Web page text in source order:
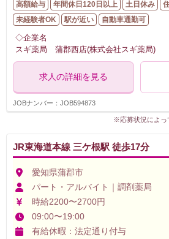
高額給与 年間休日120日以上 土日休み
未経験者OK
駅が近い 自動車通勤可
◇企業名
スギ薬局 蒲郡西店(株式会社スギ薬局)
求人の詳細を見る
JOBナンバー：JOB594873
※応募状況によっ
JR東海道本線 三ケ根駅 徒歩17分
愛知県蒲郡市
パート・アルバイト｜調剤薬局
時給2200〜2700円
09:00〜19:00
有給休暇：法定通り付与